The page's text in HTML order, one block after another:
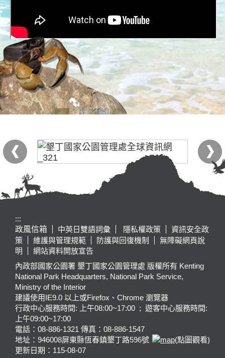
:::
政風信箱
中英日雙語詞彙 隱私權政策
資訊安全政
策
維護與管理規範 防護與回復機制
無障礙網頁說
明
網站資料開放宣告
內政部國家公園署 墾丁國家公園管理處 版權所有 Kenting
National Park Headquarters, National Park Service,
Ministry of the Interior
建議使用IE9.0 以上或Firefox、Chrome 瀏覽器
行政中心服務時間: 上午08:00~17:00 ; 遊客中心服務時間:
上午09:00~17:00
電話：08-886-1321 傳真：08-886-1547
地址：946008屏東縣恆春鎮墾丁路596號
(點圖觀看)
更新日期： 115-08-07